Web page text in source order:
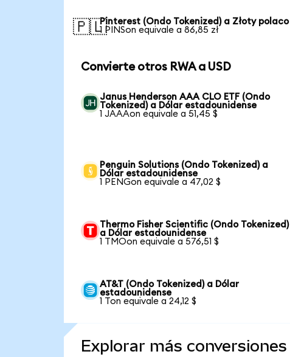
🇵🇱Pinterest (Ondo Tokenized) a Złoty polaco
1 PINSon equivale a 86,85 zł
Convierte otros RWA a USD
Janus Henderson AAA CLO ETF (Ondo
Tokenized) a Dólar estadounidense
1 JAAAon equivale a 51,45 $
Penguin Solutions (Ondo Tokenized) a
Dólar estadounidense
1 PENGon equivale a 47,02 $
Thermo Fisher Scientific (Ondo Tokenized)
a Dólar estadounidense
1 TMOon equivale a 576,51 $
AT&T (Ondo Tokenized) a Dólar
estadounidense
1 Ton equivale a 24,12 $
Explorar más conversiones